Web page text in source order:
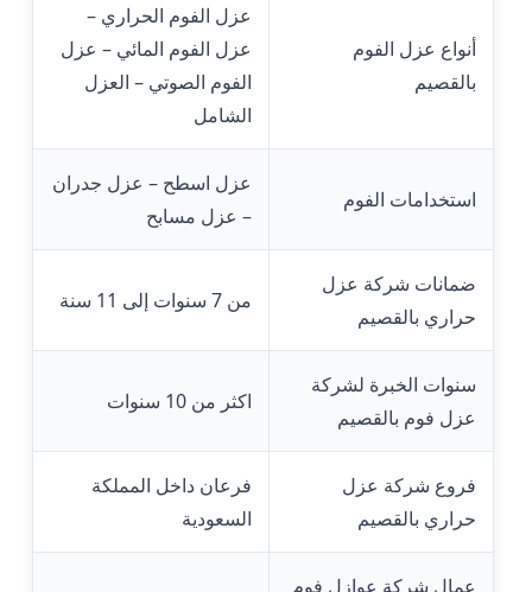
أنواع عزل الفوم
بالقصيم
عزل الفوم الحراري –
عزل الفوم المائي – عزل
الفوم الصوتي – العزل
الشامل
استخدامات الفوم
عزل اسطح – عزل جدران
– عزل مسابح
ضمانات شركة عزل
حراري بالقصيم
من 7 سنوات إلى 11 سنة
سنوات الخبرة لشركة
عزل فوم بالقصيم
اكثر من 10 سنوات
فروع شركة عزل
حراري بالقصيم
فرعان داخل المملكة
السعودية
عمال شركة عوازل فوم